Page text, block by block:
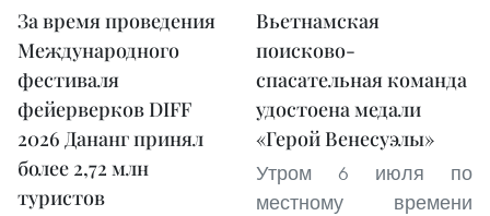
За время проведения
Международного
фестиваля
фейерверков DIFF
2026 Дананг принял
более 2,72 млн
туристов
Вьетнамская
поисково-
спасательная команда
удостоена медали
«Герой Венесуэлы»
Утром 6 июля по
местному времени